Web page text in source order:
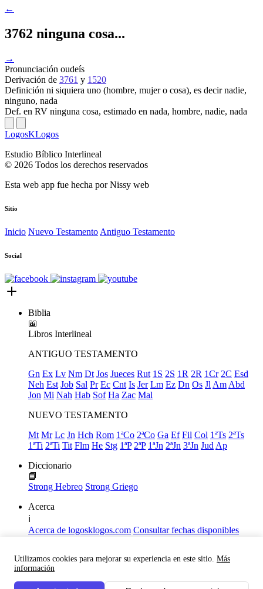
Utilizamos cookies para mejorar su experiencia en este sitio. Más
información
←
3762 ninguna cosa...
→
Pronunciación oudeís
Derivación de 3761 y 1520
Definición ni siquiera uno (hombre, mujer o cosa), es decir nadie,
ninguno, nada
Def. en RV ninguna cosa, estimado en nada, hombre, nadie, nada
LogosKLogos
Estudio Bíblico Interlineal
© 2026 Todos los derechos reservados
Esta web app fue hecha porNissy web
Sitio
Inicio Nuevo Testamento Antiguo Testamento
Social
Biblia
📖
Libros Interlineal
ANTIGUO TESTAMENTO
Gn Ex Lv Nm Dt Jos Jueces Rut 1S 2S 1R 2R 1Cr 2C Esd
Neh Est Job Sal Pr Ec Cnt Is Jer Lm Ez Dn Os Jl Am Abd
Jon Mi Nah Hab Sof Ha Zac Mal
NUEVO TESTAMENTO
Mt Mr Lc Jn Hch Rom 1ªCo 2ªCo Ga Ef Fil Col 1ªTs 2ªTs
1ªTi 2ªTi Tit Flm He Stg 1ªP 2ªP 1ªJn 2ªJn 3ªJn Jud Ap
Diccionario
📘
Strong Hebreo Strong Griego
Acerca
ℹ️
Acerca de logosklogos.com Consultar fechas disponibles
Links útiles
Facebook